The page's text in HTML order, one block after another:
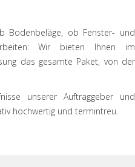
Bodenbeläge, ob Fenster- und
Wir bieten Ihnen im
das gesamte Paket, von der
unserer Auftraggeber und
hochwertig und termintreu.